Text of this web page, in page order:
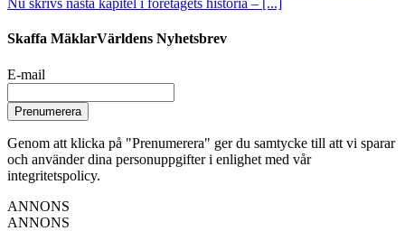
Nu skrivs nästa kapitel i företagets historia – [...]
Skaffa MäklarVärldens Nyhetsbrev
E-mail
Prenumerera
Genom att klicka på "Prenumerera" ger du samtycke till att vi sparar
och använder dina personuppgifter i enlighet med vår
integritetspolicy.
ANNONS
ANNONS